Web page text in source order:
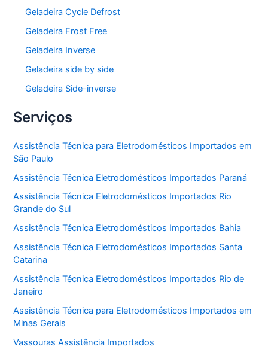
Geladeira Cycle Defrost
Geladeira Frost Free
Geladeira Inverse
Geladeira side by side
Geladeira Side-inverse
Serviços
Assistência Técnica para Eletrodomésticos Importados em
São Paulo
Assistência Técnica Eletrodomésticos Importados Paraná
Assistência Técnica Eletrodomésticos Importados Rio
Grande do Sul
Assistência Técnica Eletrodomésticos Importados Bahia
Assistência Técnica Eletrodomésticos Importados Santa
Catarina
Assistência Técnica Eletrodomésticos Importados Rio de
Janeiro
Assistência Técnica para Eletrodomésticos Importados em
Minas Gerais
Vassouras Assistência Importados